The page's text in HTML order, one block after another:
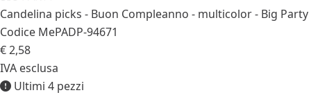
Candelina picks - Buon Compleanno - multicolor - Big Party
Codice MePADP-94671
€ 2,58
IVA esclusa
Ultimi 4 pezzi